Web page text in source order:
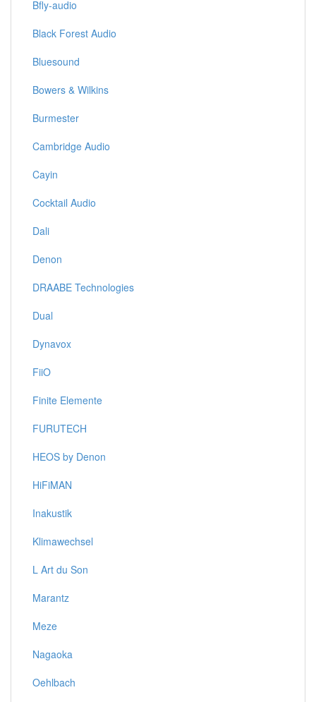
Bfly-audio
Black Forest Audio
Bluesound
Bowers & Wilkins
Burmester
Cambridge Audio
Cayin
Cocktail Audio
Dali
Denon
DRAABE Technologies
Dual
Dynavox
FiiO
Finite Elemente
FURUTECH
HEOS by Denon
HiFiMAN
Inakustik
Klimawechsel
L Art du Son
Marantz
Meze
Nagaoka
Oehlbach